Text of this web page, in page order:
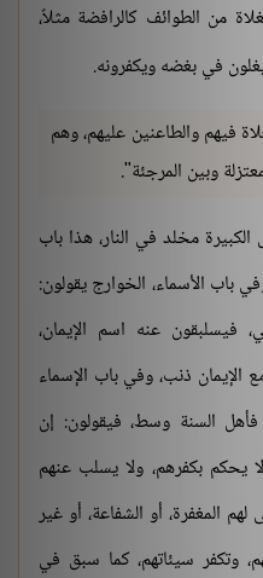
من الطوائف كالرافضة مثلاً،
في بغضه ويكفرونه.
فيهم والطاعنين عليهم، وهم
وبين المرجئة".
مخلد في النار، هذا باب
باب الأسماء، الخوارج يقولون:
فيسلبقون عنه اسم الإيمان،
الإيمان ذنب، وفي باب الإسماء
فأهل السنة وسط، فيقولون: إن
يحكم بكفرهم، ولا يسلب عنهم
المغفرة، أو الشفاعة، أو غير
وتكفر سيئاتهم، كما سبق في